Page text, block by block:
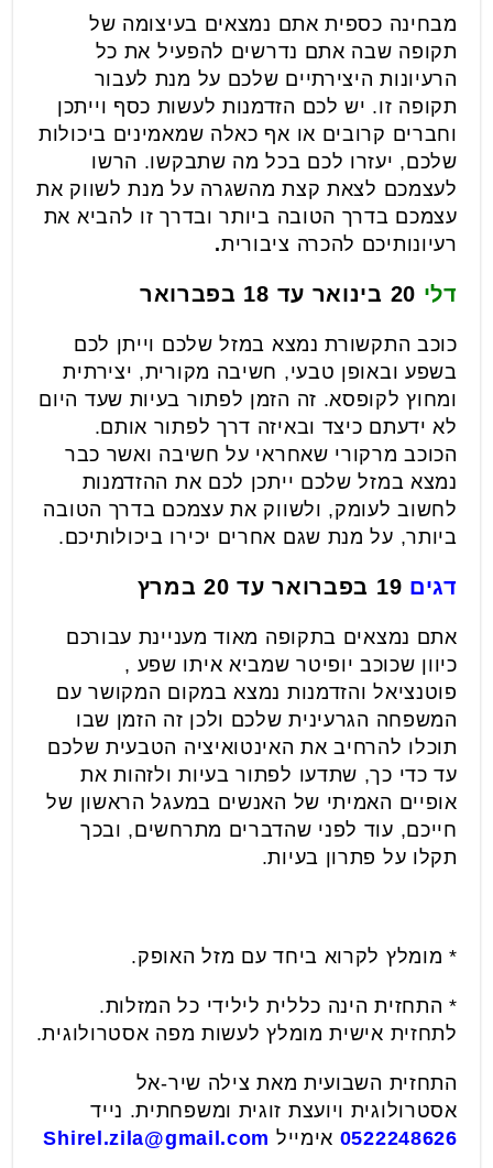
מבחינה כספית אתם נמצאים בעיצומה של
תקופה שבה אתם נדרשים להפעיל את כל
הרעיונות היצירתיים שלכם על מנת לעבור
תקופה זו. יש לכם הזדמנות לעשות כסף וייתכן
וחברים קרובים או אף כאלה שמאמינים ביכולות
שלכם, יעזרו לכם בכל מה שתבקשו. הרשו
לעצמכם לצאת קצת מהשגרה על מנת לשווק את
עצמכם בדרך הטובה ביותר ובדרך זו להביא את
רעיונותיכם להכרה ציבורית.
דלי
כוכב התקשורת נמצא במזל שלכם וייתן לכם
בשפע ובאופן טבעי, חשיבה מקורית, יצירתית
ומחוץ לקופסא. זה הזמן לפתור בעיות שעד היום
לא ידעתם כיצד ובאיזה דרך לפתור אותם.
הכוכב מרקורי שאחראי על חשיבה ואשר כבר
נמצא במזל שלכם ייתכן לכם את ההזדמנות
לחשוב לעומק, ולשווק את עצמכם בדרך הטובה
ביותר, על מנת שגם אחרים יכירו ביכולותיכם.
דגים
אתם נמצאים בתקופה מאוד מעניינת עבורכם
כיוון שכוכב יופיטר שמביא איתו שפע ,
פוטנציאל והזדמנות נמצא במקום המקושר עם
המשפחה הגרעינית שלכם ולכן זה הזמן שבו
תוכלו להרחיב את האינטואיציה הטבעית שלכם
עד כדי כך, שתדעו לפתור בעיות ולזהות את
אופיים האמיתי של האנשים במעגל הראשון של
חייכם, עוד לפני שהדברים מתרחשים, ובכך
תקלו על פתרון בעיות.
* מומלץ לקרוא ביחד עם מזל האופק.
* התחזית הינה כללית לילידי כל המזלות.
לתחזית אישית מומלץ לעשות מפה אסטרולוגית.
התחזית השבועית מאת צילה שיר-אל
אסטרולוגית ויועצת זוגית ומשפחתית. נייד
0522248626 אימייל Shirel.zila@gmail.com